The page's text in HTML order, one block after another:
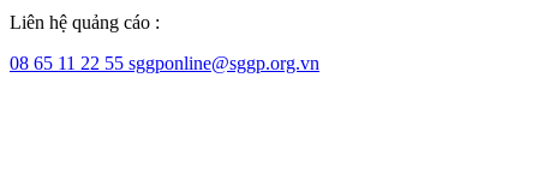
Liên hệ quảng cáo :
08 65 11 22 55 sggponline@sggp.org.vn